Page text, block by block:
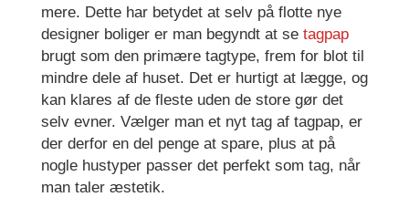
mere. Dette har betydet at selv på flotte nye
designer boliger er man begyndt at se tagpap
brugt som den primære tagtype, frem for blot til
mindre dele af huset. Det er hurtigt at lægge, og
kan klares af de fleste uden de store gør det
selv evner. Vælger man et nyt tag af tagpap, er
der derfor en del penge at spare, plus at på
nogle hustyper passer det perfekt som tag, når
man taler æstetik.